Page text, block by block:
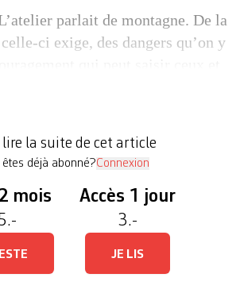
parlait de montagne. De la
ci exige, des dangers qu’on y
La visée n’était pas […]
la suite de cet article
êtes déjà abonné?Connexion
mois Accès 1 jour
3.-
JE LIS